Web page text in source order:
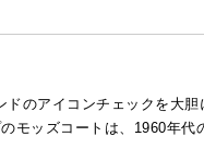
のアイコンチェックを大胆
モッズコートは、1960年